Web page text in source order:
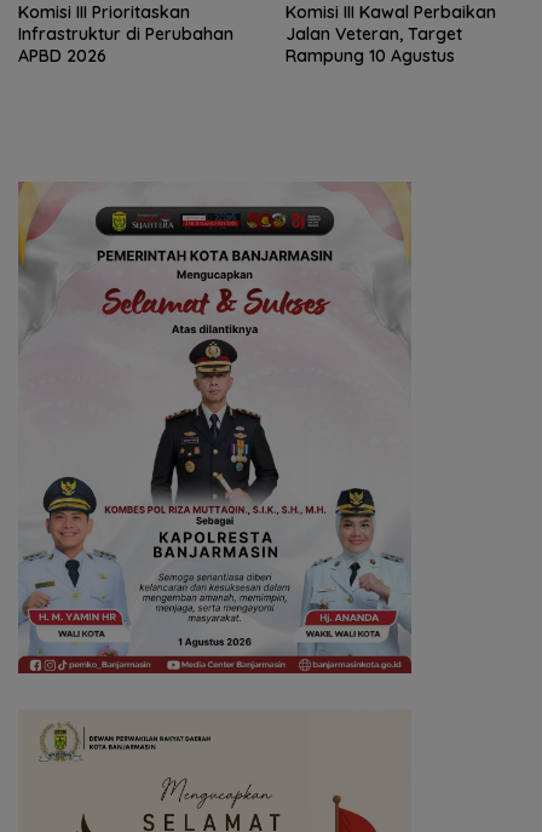
‎Komisi III Prioritaskan
Infrastruktur di Perubahan
APBD 2026
Komisi III Kawal Perbaikan
Jalan Veteran, Target
Rampung 10 Agustus